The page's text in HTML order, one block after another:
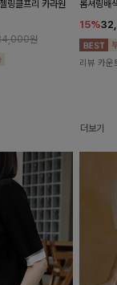
링클프리 카라원
원
롬셔링배
15%
리뷰 카운
더보기